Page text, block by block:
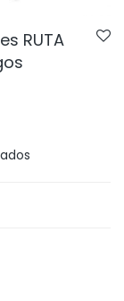
RUTA